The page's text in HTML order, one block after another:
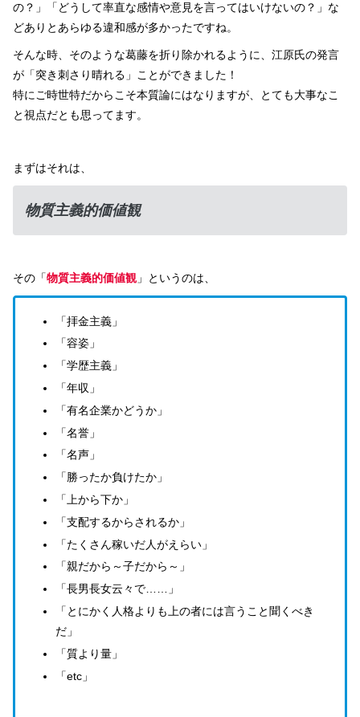
の？」「どうして率直な感情や意見を言ってはいけないの？」な
どありとあらゆる違和感が多かったですね。
そんな時、そのような葛藤を折り除かれるように、江原氏の発言
が「突き刺さり晴れる」ことができました！
特にご時世特だからこそ本質論にはなりますが、とても大事なこ
と視点だとも思ってます。
まずはそれは、
物質主義的価値観
その「物質主義的価値観 」というのは、
「拝金主義」
「容姿」
「学歴主義」
「年収」
「有名企業かどうか」
「名誉」
「名声」
「勝ったか負けたか」
「上から下か」
「支配するからされるか」
「たくさん稼いだ人がえらい」
「親だから～子だから～」
「長男長女云々で……」
「とにかく人格よりも上の者には言うこと聞くべき
だ」
「質より量」
「etc」